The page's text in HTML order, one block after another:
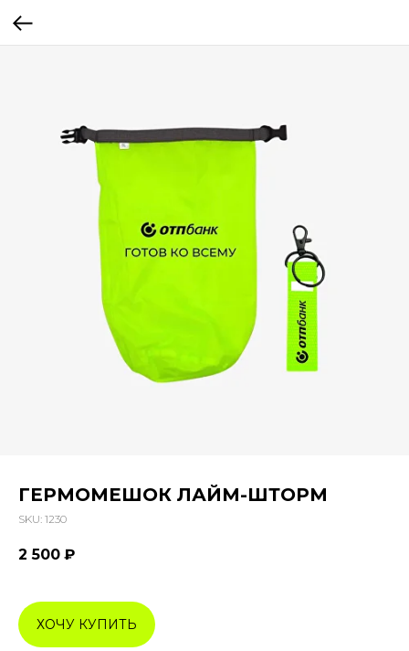
ГЕРМОМЕШОК ЛАЙМ-ШТОРМ
SKU: 1230
2 500 ₽
ХОЧУ КУПИТЬ